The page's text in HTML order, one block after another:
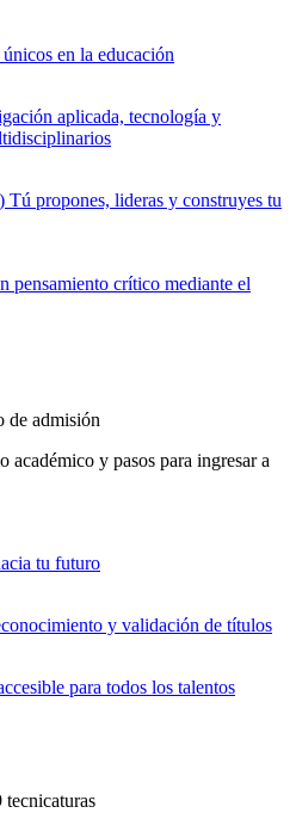
en la educación
aplicada, tecnología y
Tú propones, lideras y construyes tu
pensamiento crítico mediante el
de admisión
académico y pasos para ingresar a
tu futuro
y validación de títulos
para todos los talentos
tecnicaturas